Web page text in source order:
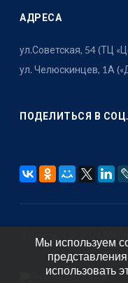
АДРЕСА
ул.Советская, 54 (ТЦ
ул. Челюскинцев, 1А
ПОДЕЛИТЬСЯ В
Copyright © 2026
Мы используем
использовать